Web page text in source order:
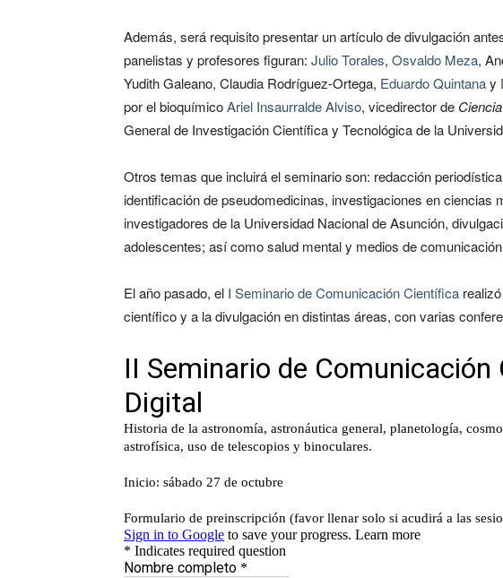
Además, será requisito presentar un artículo de divulgación
panelistas y profesores figuran: Julio Torales, Osvaldo Meza,
Yudith Galeano, Claudia Rodríguez-Ortega, Eduardo Quintanay
por el bioquímicoAriel Insaurralde Alviso, vicedirector de
General de Investigación Científica y Tecnológica de la
Otros temas que incluirá el seminario son: redacción
identificación de pseudomedicinas, investigaciones en ciencias
investigadores de la Universidad Nacional de Asunción,
adolescentes; así como salud mental y medios de
El año pasado, el I Seminario de Comunicación Científica
científico y a la divulgación en distintas áreas, con varias